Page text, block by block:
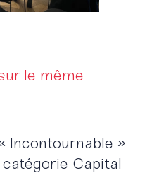
le même
Incontournable »
Capital